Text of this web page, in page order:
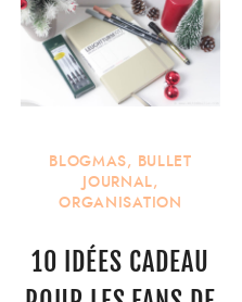
BLOGMAS, BULLET
JOURNAL,
ORGANISATION
10 IDÉES CADEAU